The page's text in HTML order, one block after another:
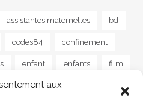
aux
assistantes maternelles bd
codes84 confinement
enfant enfants film
jeunes lapalud